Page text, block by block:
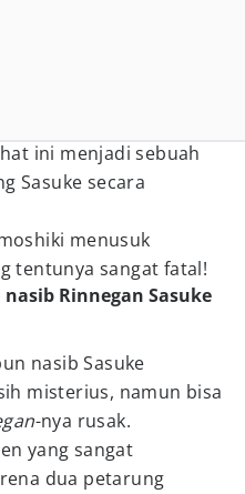
ini menjadi sebuah
Sasuke secara
menusuk
tentunya sangat fatal!
Rinnegan Sasuke
nasib Sasuke
misterius, namun bisa
-nya rusak.
yang sangat
dua petarung